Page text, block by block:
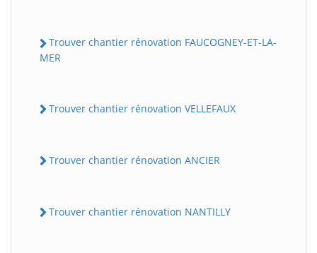
Trouver chantier rénovation FAUCOGNEY-ET-LA-
MER
Trouver chantier rénovation VELLEFAUX
Trouver chantier rénovation ANCIER
Trouver chantier rénovation NANTILLY